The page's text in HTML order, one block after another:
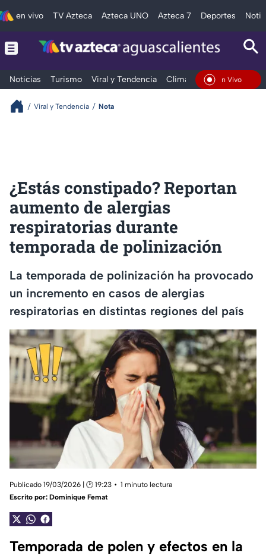
en vivo TV Azteca Azteca UNO Azteca 7 Deportes
Noticias Turismo Viral y Tendencia Clima Deportes
En Vivo
Viral y Tendencia Nota
¿Estás constipado? Reportan
aumento de alergias
respiratorias durante
temporada de polinización
La temporada de polinización ha provocado
un incremento en casos de alergias
respiratorias en distintas regiones del país
Publicado 19/03/2026 | 🕑 19:23
1 minuto lectura
Escrito por: Dominique Femat
Temporada de polen y efectos en la